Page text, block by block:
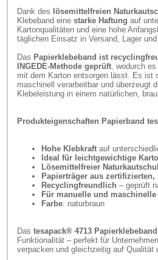
Dank des lösemittelfreien
Klebeband eine starke Haftung auf
Kartonqualitäten und eine hohe
täglichen Einsatz in Versand, Lager
Das Papierklebeband ist
INGEDE-Methode geprüft, wodurch
mit dem Karton entsorgen lässt. Es ist
maschinell verarbeitbar und überzeugt
Klebeleistung in einem natürlichen,
Produkteigenschaften Papierband
Hohe Klebkraft auf
Ideal für leichtgewichtige
Lösemittelfreier
Papierträger aus
Recyclingfreundlich – geprüft
Für manuelle und
Farbe: naturbraun
Das tesapack® 4713 Papierklebeband
Funktionalität – perfekt für
verpacken und gleichzeitig auf Qualität